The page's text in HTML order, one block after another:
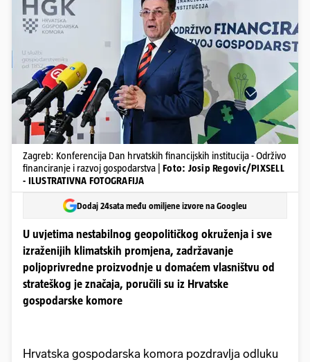
Zagreb: Konferencija Dan hrvatskih financijskih institucija - Održivo
financiranje i razvoj gospodarstva | Foto: Josip Regovic/PIXSELL
- ILUSTRATIVNA FOTOGRAFIJA
Dodaj 24sata među omiljene izvore na Googleu
U uvjetima nestabilnog geopolitičkog okruženja i sve
izraženijih klimatskih promjena, zadržavanje
poljoprivredne proizvodnje u domaćem vlasništvu od
strateškog je značaja, poručili su iz Hrvatske
gospodarske komore
Hrvatska gospodarska komora pozdravlja odluku